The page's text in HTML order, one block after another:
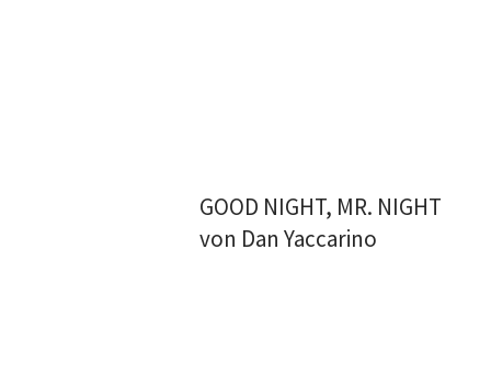
GOOD NIGHT, MR. NIGHT
von Dan Yaccarino